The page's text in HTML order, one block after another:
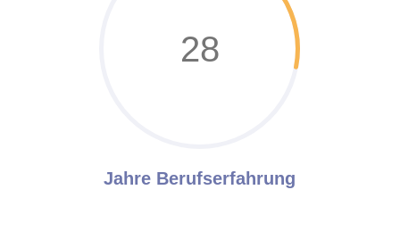
28
Jahre Berufserfahrung